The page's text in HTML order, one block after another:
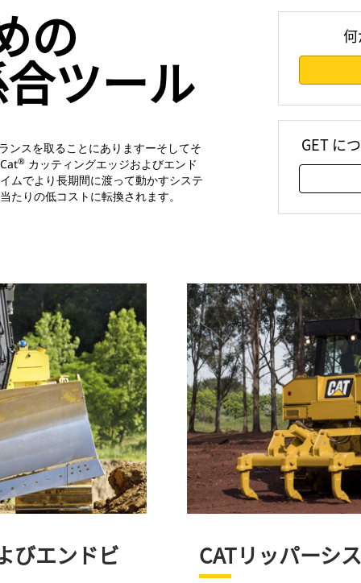
の
ツール
ンスを取ることにありますーそしてそ
® カッティングエッジおよびエンド
ムでより長期間に渡って動かすシステ
たりの低コストに転換されます。
何
GET に
びエンドビ CATリッパーシ